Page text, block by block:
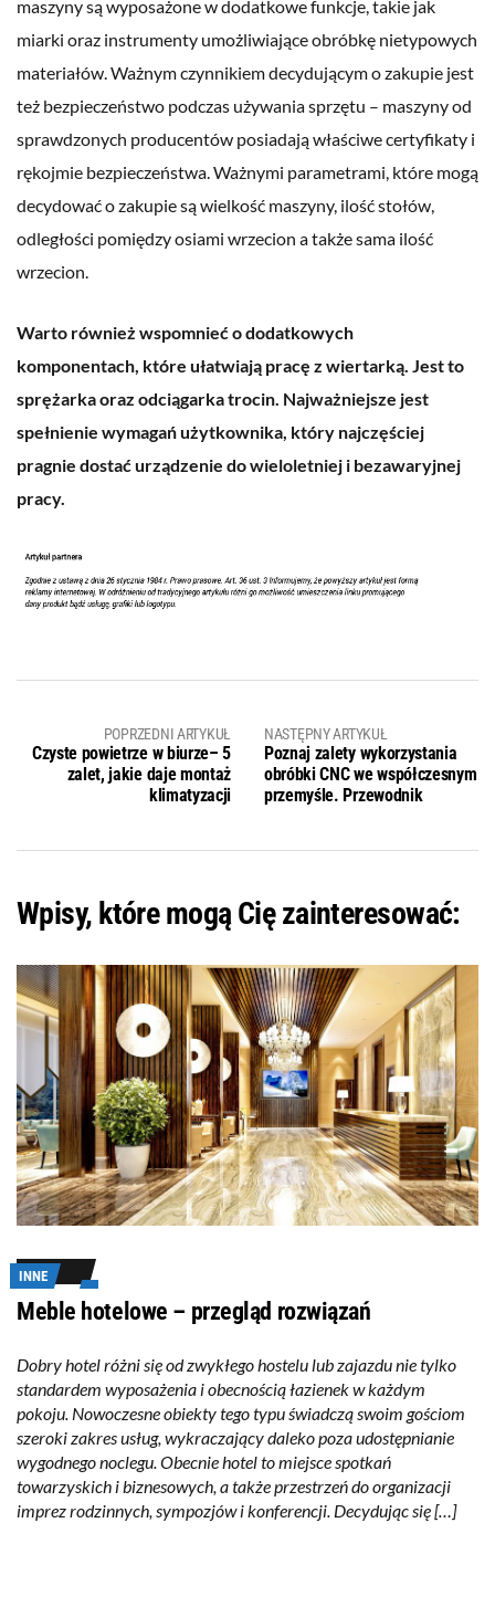
maszyny są wyposażone w dodatkowe funkcje, takie jak
miarki oraz instrumenty umożliwiające obróbkę nietypowych
materiałów. Ważnym czynnikiem decydującym o zakupie jest
też bezpieczeństwo podczas używania sprzętu – maszyny od
sprawdzonych producentów posiadają właściwe certyfikaty i
rękojmie bezpieczeństwa. Ważnymi parametrami, które mogą
decydować o zakupie są wielkość maszyny, ilość stołów,
odległości pomiędzy osiami wrzecion a także sama ilość
wrzecion.
Warto również wspomnieć o dodatkowych
komponentach, które ułatwiają pracę z wiertarką. Jest to
sprężarka oraz odciągarka trocin. Najważniejsze jest
spełnienie wymagań użytkownika, który najczęściej
pragnie dostać urządzenie do wieloletniej i bezawaryjnej
pracy.
POPRZEDNI ARTYKUŁ
Czyste powietrze w biurze– 5
zalet, jakie daje montaż
klimatyzacji
NASTĘPNY ARTYKUŁ
Poznaj zalety wykorzystania
obróbki CNC we współczesnym
przemyśle. Przewodnik
Wpisy, które mogą Cię zainteresować:
INNE
Meble hotelowe – przegląd rozwiązań
Dobry hotel różni się od zwykłego hostelu lub zajazdu nie tylko
standardem wyposażenia i obecnością łazienek w każdym
pokoju. Nowoczesne obiekty tego typu świadczą swoim gościom
szeroki zakres usług, wykraczający daleko poza udostępnianie
wygodnego noclegu. Obecnie hotel to miejsce spotkań
towarzyskich i biznesowych, a także przestrzeń do organizacji
imprez rodzinnych, sympozjów i konferencji. Decydując się […]